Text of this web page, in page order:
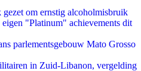
om ernstig alcoholmisbruik
"Platinum" achievements dit
parlementsgebouw Mato Grosso
in Zuid-Libanon, vergelding